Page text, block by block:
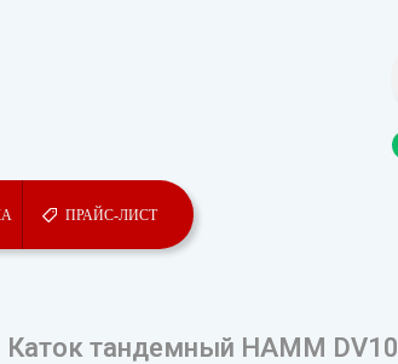
ПРАЙС-ЛИСТ
Каток тандемный HAMM DV10